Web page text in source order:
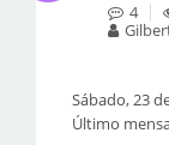
4
Sábado, 23
Último